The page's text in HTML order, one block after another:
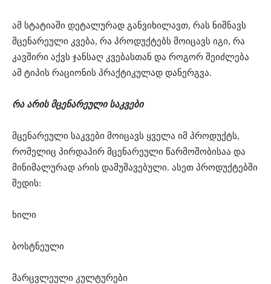
ამ სტატიაში დეტალურად განვიხილავთ, რას ნიშნავს
მცენარეული კვება, რა პროდუქტებს მოიცავს იგი, რა
კავშირი აქვს ჯანსაღ კვებასთან და როგორ შეიძლება
ამ ტიპის რაციონის პრაქტიკულად დანერგვა.
რა არის მცენარეული საკვები
მცენარეული საკვები მოიცავს ყველა იმ პროდუქტს,
რომელიც პირდაპირ მცენარეული წარმოშობისაა და
მინიმალურად არის დამუშავებული. ასეთ პროდუქტებში
შედის:
ხილი
ბოსტნეული
მარცვლეული კულტურები